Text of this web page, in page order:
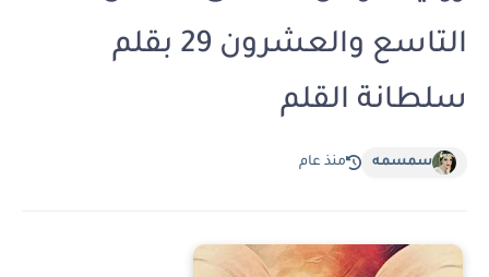
التاسع والعشرون 29 بقلم
سلطانة القلم
سمسمه منذ عام